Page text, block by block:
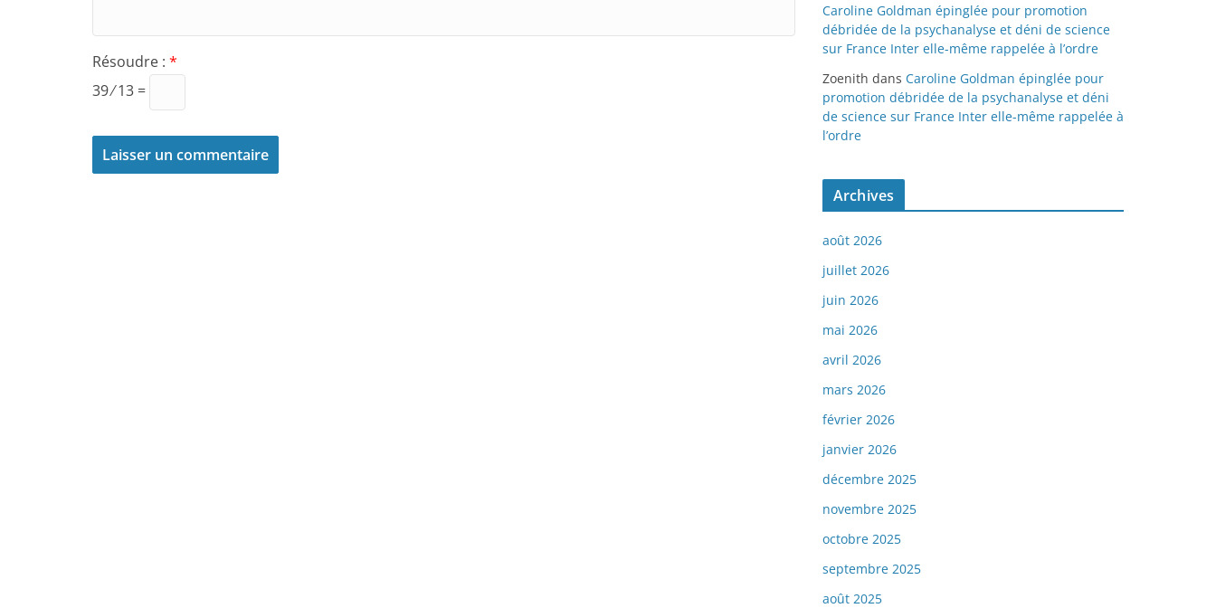
Résoudre : *
39 ⁄ 13 =
Caroline Goldman épinglée pour promotion
débridée de la psychanalyse et déni de science
sur France Inter elle-même rappelée à l’ordre
Zoenith dans Caroline Goldman épinglée pour
promotion débridée de la psychanalyse et déni
de science sur France Inter elle-même rappelée à
l’ordre
Archives
août 2026
juillet 2026
juin 2026
mai 2026
avril 2026
mars 2026
février 2026
janvier 2026
décembre 2025
novembre 2025
octobre 2025
septembre 2025
août 2025